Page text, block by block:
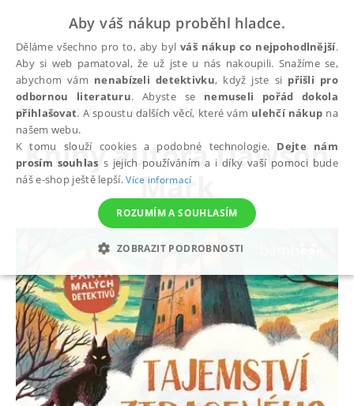
autoři Dawson Mark
Knihy autoraDawson
Mark
Aby váš nákup proběhl hladce.
Děláme všechno pro to, aby bylváš nákup co nejpohodlnější.
Aby si web pamatoval, že už jste u nás nakoupili. Snažíme se,
abychom vám nenabízeli detektivku, když jste si přišli pro
odbornou literaturu. Abyste se nemuseli pořád dokola
přihlašovat. A spoustu dalších věcí, které vám ulehčí nákup na
našem webu.
K tomu slouží cookies a podobné technologie. Dejte nám
prosím souhlas s jejich používáním a i díky vaší pomoci bude
náš e-shop ještě lepší.Více informací
ROZUMÍM A SOUHLASÍM
ZOBRAZIT PODROBNOSTI
NEZBYTNÉ ANALYTICKÉ MARKETINGOVÉ
FUNKČNÍ NEZAŘAZENÉ SOUBORY
Nezbytné Analytické Marketingové
Funkční
Nezařazené soubory